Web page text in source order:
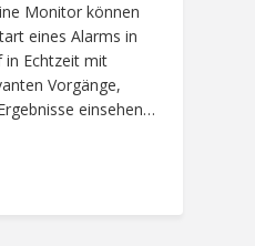
Monitor können
eines Alarms in
in Echtzeit mit
Vorgänge,
einsehen…